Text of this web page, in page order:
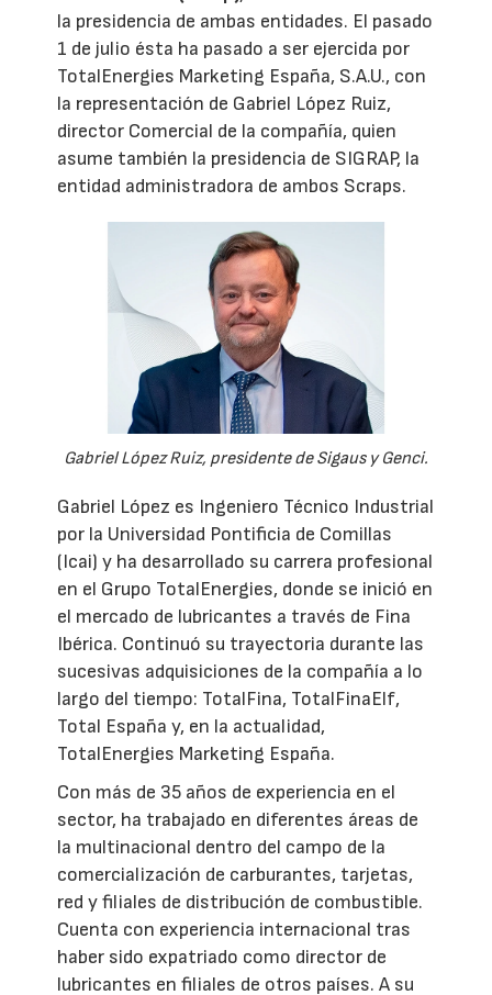
la presidencia de ambas entidades. El pasado
1 de julio ésta ha pasado a ser ejercida por
TotalEnergies Marketing España, S.A.U., con
la representación de Gabriel López Ruiz,
director Comercial de la compañía, quien
asume también la presidencia de SIGRAP, la
entidad administradora de ambos Scraps.
Gabriel López Ruiz, presidente de Sigaus y Genci.
Gabriel López es Ingeniero Técnico Industrial
por la Universidad Pontificia de Comillas
(Icai) y ha desarrollado su carrera profesional
en el Grupo TotalEnergies, donde se inició en
el mercado de lubricantes a través de Fina
Ibérica. Continuó su trayectoria durante las
sucesivas adquisiciones de la compañía a lo
largo del tiempo: TotalFina, TotalFinaElf,
Total España y, en la actualidad,
TotalEnergies Marketing España.
Con más de 35 años de experiencia en el
sector, ha trabajado en diferentes áreas de
la multinacional dentro del campo de la
comercialización de carburantes, tarjetas,
red y filiales de distribución de combustible.
Cuenta con experiencia internacional tras
haber sido expatriado como director de
lubricantes en filiales de otros países. A su